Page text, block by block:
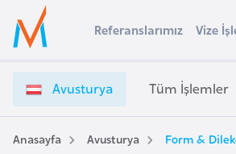
Ülke Seçimi
Başvuru yapmak istediğiniz ülkeyi seçin
Üye
Girişi
v
s
t
u
Referanslarımız Vize
Avusturya Tüm İşlemler
Anasayfa Avusturya Form &
s
t
r
a